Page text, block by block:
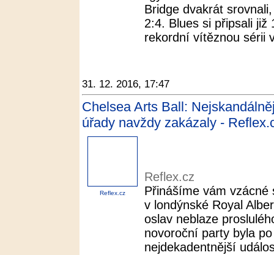
Bridge dvakrát
2:4. Blues si připsali již
rekordní vítěznou sérii
31. 12. 2016, 17:47
Chelsea Arts Ball:
úřady navždy zakázaly -
Reflex.cz
Reflex.cz
Přinášíme vám
v londýnské Royal
oslav neblaze
novoroční party byla
nejdekadentnější